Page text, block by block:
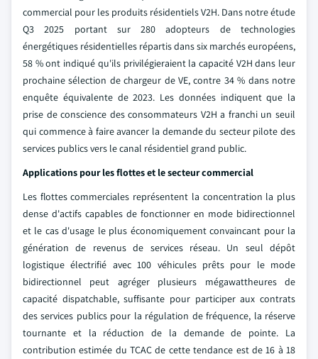
commercial pour les produits résidentiels V2H. Dans notre étude
Q3 2025 portant sur 280 adopteurs de technologies
énergétiques résidentielles répartis dans six marchés européens,
58 % ont indiqué qu'ils privilégieraient la capacité V2H dans leur
prochaine sélection de chargeur de VE, contre 34 % dans notre
enquête équivalente de 2023. Les données indiquent que la
prise de conscience des consommateurs V2H a franchi un seuil
qui commence à faire avancer la demande du secteur pilote des
services publics vers le canal résidentiel grand public.
Applications pour les flottes et le secteur commercial
Les flottes commerciales représentent la concentration la plus
dense d'actifs capables de fonctionner en mode bidirectionnel
et le cas d'usage le plus économiquement convaincant pour la
génération de revenus de services réseau. Un seul dépôt
logistique électrifié avec 100 véhicules prêts pour le mode
bidirectionnel peut agréger plusieurs mégawattheures de
capacité dispatchable, suffisante pour participer aux contrats
des services publics pour la régulation de fréquence, la réserve
tournante et la réduction de la demande de pointe. La
contribution estimée du TCAC de cette tendance est de 16 à 18